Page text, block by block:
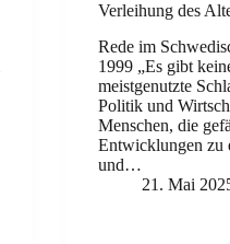
Verleihung des
Rede im
1999 „Es gibt
meistgenutzte
Politik und
Menschen, die
Entwicklungen zu
und…
21. Mai